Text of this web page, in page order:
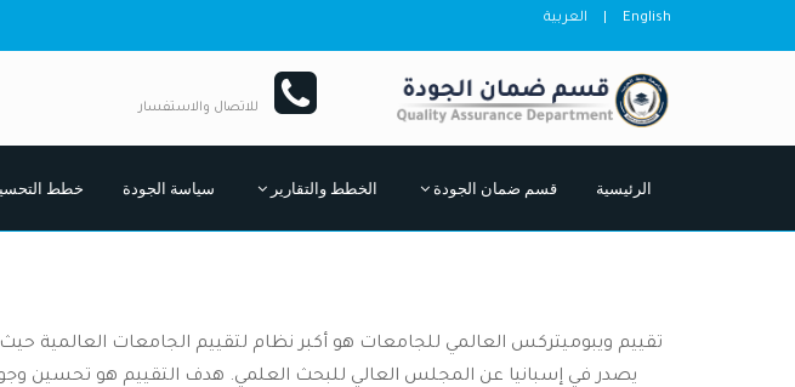
English العربية
للاتصال والاستفسار
الرئيسية قسم ضمان الجودة الخطط والتقارير سياسة الجودة خطط
يصدر في إسبانيا عن المجلس العالي للبحث العلمي. هدف التقييم هو تحسين